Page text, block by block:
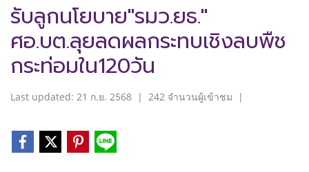
รับลูกนโยบาย"รมว.ยธ."
ศอ.บต.ลุยลดผลกระทบเชิงลบพืช
กระท่อมใน120วัน
Last updated: 21 ก.ย. 2568 | 242 จำนวนผู้เข้าชม |